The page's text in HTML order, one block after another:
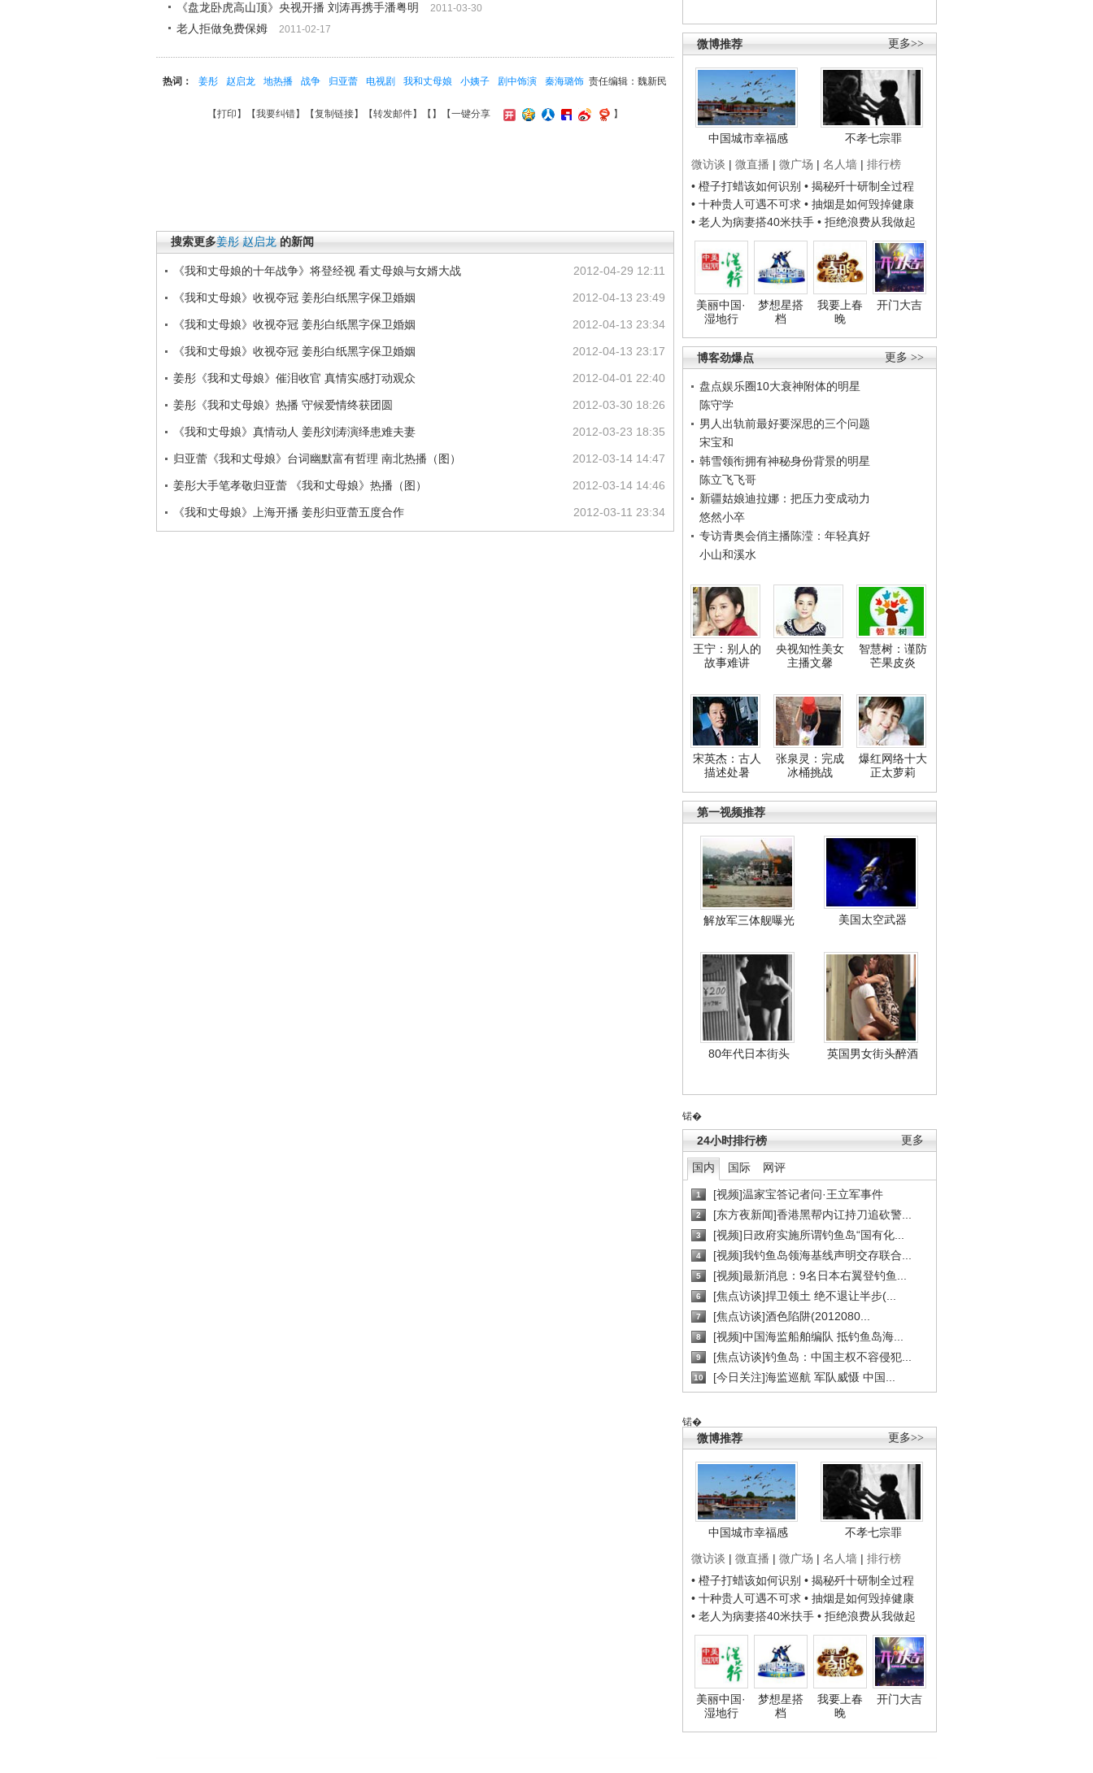
更多>>
微博推荐
中国城市幸福感
不孝七宗罪
微访谈 | 微直播 | 微广场 | 名人墙 | 排行榜
• 橙子打蜡该如何识别 • 揭秘歼十研制全过程
• 十种贵人可遇不可求 • 抽烟是如何毁掉健康
• 老人为病妻搭40米扶手 • 拒绝浪费从我做起
美丽中国·
湿地行
梦想星搭
档
我要上春
晚
开门大吉
更多 >>
博客劲爆点
盘点娱乐圈10大衰神附体的明星
陈守学
男人出轨前最好要深思的三个问题
宋宝和
韩雪领衔拥有神秘身份背景的明星
陈立飞飞哥
新疆姑娘迪拉娜：把压力变成动力
悠然小卒
专访青奥会俏主播陈滢：年轻真好
小山和溪水
王宁：别人的
故事难讲
央视知性美女
主播文馨
智慧树：谨防
芒果皮炎
宋英杰：古人
描述处暑
张泉灵：完成
冰桶挑战
爆红网络十大
正太萝莉
第一视频推荐
解放军三体舰曝光 美国太空武器
80年代日本街头 英国男女街头醉酒
锘�
更多
24小时排行榜
国内 国际 网评
1 [视频]温家宝答记者问·王立军事件
2 [东方夜新闻]香港黑帮内讧持刀追砍警...
3 [视频]日政府实施所谓钓鱼岛“国有化...
4 [视频]我钓鱼岛领海基线声明交存联合...
5 [视频]最新消息：9名日本右翼登钓鱼...
6 [焦点访谈]捍卫领土 绝不退让半步(...
7 [焦点访谈]酒色陷阱(2012080...
8 [视频]中国海监船舶编队 抵钓鱼岛海...
9 [焦点访谈]钓鱼岛：中国主权不容侵犯...
10 [今日关注]海监巡航 军队威慑 中国...
锘�
更多>>
微博推荐
中国城市幸福感
不孝七宗罪
微访谈 | 微直播 | 微广场 | 名人墙 | 排行榜
• 橙子打蜡该如何识别 • 揭秘歼十研制全过程
• 十种贵人可遇不可求 • 抽烟是如何毁掉健康
• 老人为病妻搭40米扶手 • 拒绝浪费从我做起
美丽中国·
湿地行
梦想星搭
档
我要上春
晚
开门大吉
《盘龙卧虎高山顶》央视开播 刘涛再携手潘粤明 2011-03-30
老人拒做免费保姆 2011-02-17
责任编辑：魏新民
热词： 姜彤 赵启龙 地热播 战争 归亚蕾 电视剧 我和丈母娘 小姨子 剧中饰演 秦海璐饰
【打印 】【我要纠错】【复制链接】【转发邮件】【 】 【一键分享 】
搜索更多姜彤 赵启龙 的新闻
2012-04-29 12:11
《我和丈母娘的十年战争》将登经视 看丈母娘与女婿大战
2012-04-13 23:49
《我和丈母娘》收视夺冠 姜彤白纸黑字保卫婚姻
2012-04-13 23:34
《我和丈母娘》收视夺冠 姜彤白纸黑字保卫婚姻
2012-04-13 23:17
《我和丈母娘》收视夺冠 姜彤白纸黑字保卫婚姻
2012-04-01 22:40
姜彤《我和丈母娘》催泪收官 真情实感打动观众
2012-03-30 18:26
姜彤《我和丈母娘》热播 守候爱情终获团圆
2012-03-23 18:35
《我和丈母娘》真情动人 姜彤刘涛演绎患难夫妻
2012-03-14 14:47
归亚蕾《我和丈母娘》台词幽默富有哲理 南北热播（图）
2012-03-14 14:46
姜彤大手笔孝敬归亚蕾 《我和丈母娘》热播（图）
2012-03-11 23:34
《我和丈母娘》上海开播 姜彤归亚蕾五度合作